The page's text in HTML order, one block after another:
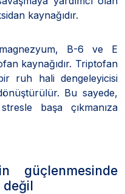
kaynağıdır.
B-6 ve E
kaynağıdır. Triptofan
ruh hali dengeleyicisi
Bu sayede,
başa çıkmanıza
güçlenmesinde
değil